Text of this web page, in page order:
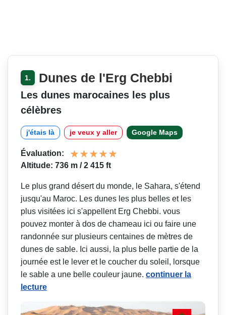
1. Dunes de l'Erg Chebbi
Les dunes marocaines les plus
célèbres
j'étais là je veux y aller Google Maps
Évaluation:
Altitude: 736 m / 2 415 ft
Le plus grand désert du monde, le Sahara, s'étend
jusqu'au Maroc. Les dunes les plus belles et les
plus visitées ici s'appellent Erg Chebbi. vous
pouvez monter à dos de chameau ici ou faire une
randonnée sur plusieurs centaines de mètres de
dunes de sable. Ici aussi, la plus belle partie de la
journée est le lever et le coucher du soleil, lorsque
le sable a une belle couleur jaune. continuer la
lecture